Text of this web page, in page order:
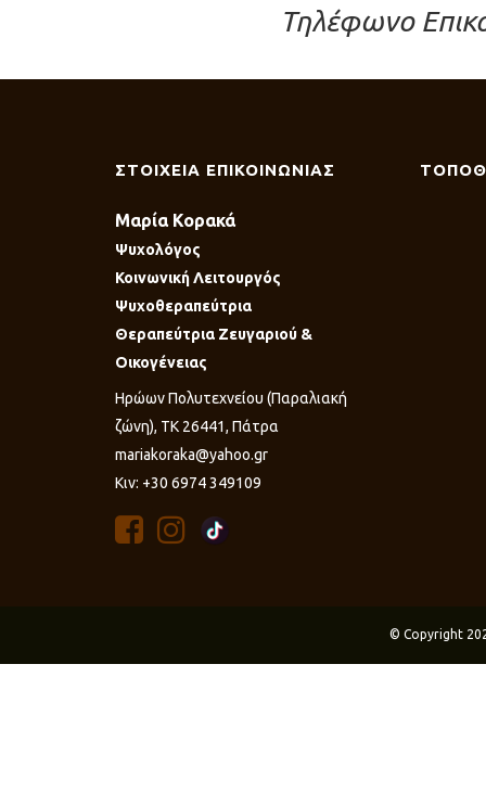
Τηλέφωνο
ΣΤΟΙΧΕΙΑ ΕΠΙΚΟΙΝΩΝΙΑΣ
Μαρία Κορακά
Ψυχολόγος
Κοινωνική Λειτουργός
Ψυχοθεραπεύτρια
Θεραπεύτρια Ζευγαριού &
Οικογένειας
Ηρώων Πολυτεχνείου (Παραλιακή
ζώνη), ΤΚ 26441, Πάτρα
mariakoraka@yahoo.gr
Κιν: +30 6974 349109
© Copyright